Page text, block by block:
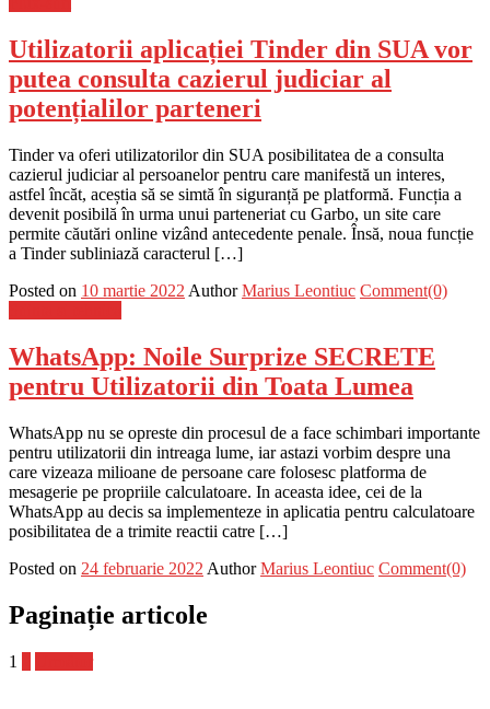
Utilizatorii aplicației Tinder din SUA vor
putea consulta cazierul judiciar al
potențialilor parteneri
Tinder va oferi utilizatorilor din SUA posibilitatea de a consulta
cazierul judiciar al persoanelor pentru care manifestă un interes,
astfel încăt, aceștia să se simtă în siguranță pe platformă. Funcția a
devenit posibilă în urma unui parteneriat cu Garbo, un site care
permite căutări online vizând antecedente penale. Însă, noua funcție
a Tinder subliniază caracterul […]
Posted on 10 martie 2022 Author Marius Leontiuc Comment(0)
WhatsApp: Noile Surprize SECRETE
pentru Utilizatorii din Toata Lumea
WhatsApp nu se opreste din procesul de a face schimbari importante
pentru utilizatorii din intreaga lume, iar astazi vorbim despre una
care vizeaza milioane de persoane care folosesc platforma de
mesagerie pe propriile calculatoare. In aceasta idee, cei de la
WhatsApp au decis sa implementeze in aplicatia pentru calculatoare
posibilitatea de a trimite reactii catre […]
Posted on 24 februarie 2022 Author Marius Leontiuc Comment(0)
Paginație articole
1